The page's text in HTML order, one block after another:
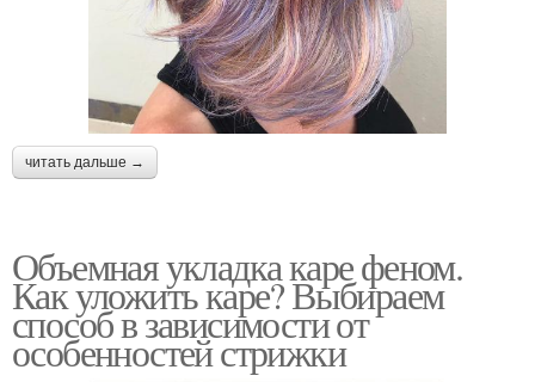
читать дальше →
Объемная укладка каре феном.
Как уложить каре? Выбираем
способ в зависимости от
особенностей стрижки